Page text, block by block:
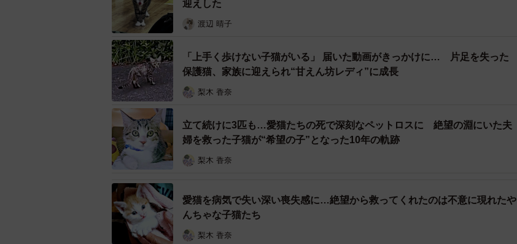
迎えした
渡辺 晴子
「上手く歩けない子猫がいる」 届いた動画がきっかけに… 片足を失った
保護猫、家族に迎えられ“甘えん坊レディ”に成長
梨木 香奈
立て続けに3匹も…愛猫たちの死で深刻なペットロスに 絶望の淵にいた夫
婦を救った子猫が“希望の子”となった10年の軌跡
梨木 香奈
愛猫を病気で失い深い喪失感に…絶望から救ってくれたのは不意に現れたや
んちゃな子猫たち
梨木 香奈